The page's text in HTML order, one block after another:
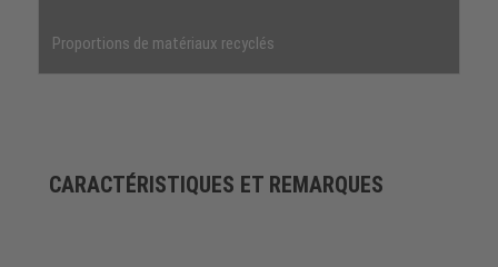
Proportions de matériaux recyclés
CARACTÉRISTIQUES ET REMARQUES